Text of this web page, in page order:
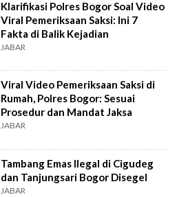
Klarifikasi Polres Bogor Soal Video
Viral Pemeriksaan Saksi: Ini 7
Fakta di Balik Kejadian
JABAR
Viral Video Pemeriksaan Saksi di
Rumah, Polres Bogor: Sesuai
Prosedur dan Mandat Jaksa
JABAR
Tambang Emas Ilegal di Cigudeg
dan Tanjungsari Bogor Disegel
JABAR